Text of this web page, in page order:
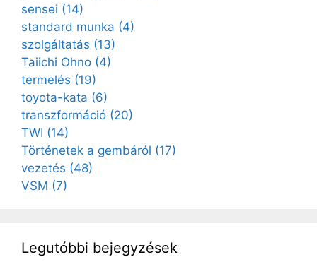
sensei (14)
standard munka (4)
szolgáltatás (13)
Taiichi Ohno (4)
termelés (19)
toyota-kata (6)
transzformáció (20)
TWI (14)
Történetek a gembáról (17)
vezetés (48)
VSM (7)
Legutóbbi bejegyzések